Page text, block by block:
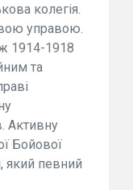
колегія.
управою.
1914-1918
та
Активну
Бойової
який певний